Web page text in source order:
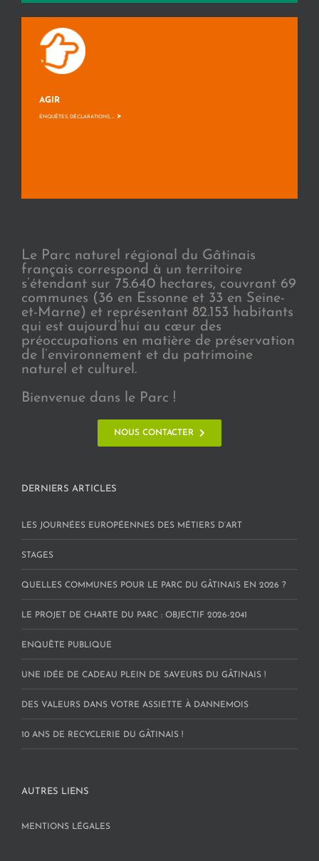
AGIR
ENQUÊTES, DÉCLARATIONS, ... >
Le Parc naturel régional du Gâtinais
français correspond à un territoire
s’étendant sur 75.640 hectares, couvrant 69
communes (36 en Essonne et 33 en Seine-
et-Marne) et représentant 82.153 habitants
qui est aujourd’hui au cœur des
préoccupations en matière de préservation
de l’environnement et du patrimoine
naturel et culturel.
Bienvenue dans le Parc !
NOUS CONTACTER
DERNIERS ARTICLES
LES JOURNÉES EUROPÉENNES DES MÉTIERS D’ART
STAGES
QUELLES COMMUNES POUR LE PARC DU GÂTINAIS EN 2026 ?
LE PROJET DE CHARTE DU PARC : OBJECTIF 2026-2041
ENQUÊTE PUBLIQUE
UNE IDÉE DE CADEAU PLEIN DE SAVEURS DU GÂTINAIS !
DES VALEURS DANS VOTRE ASSIETTE À DANNEMOIS
10 ANS DE RECYCLERIE DU GÂTINAIS !
AUTRES LIENS
MENTIONS LÉGALES